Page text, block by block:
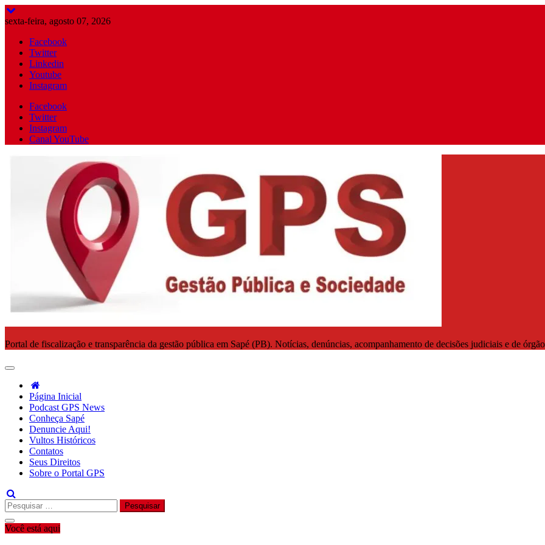
Skip
to
sexta-feira, agosto 07, 2026
Facebook
Twitter
Linkedin
Youtube
Instagram
Facebook
Twitter
Instagram
Canal YouTube
Portal de fiscalização e transparência da gestão pública em Sapé (PB). Notícias, denúncias, acompanhamento de decisões judiciais e de
Página Inicial
Podcast GPS News
Conheça Sapé
Denuncie Aqui!
Vultos Históricos
Contatos
Seus Direitos
Sobre o Portal GPS
Pesquisar
por:
Você está aqui